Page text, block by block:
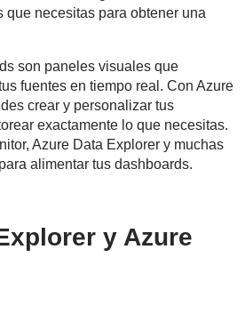
que necesitas para obtener una
son paneles visuales que
fuentes en tiempo real. Con Azure
crear y personalizar tus
exactamente lo que necesitas.
Azure Data Explorer y muchas
alimentar tus dashboards.
y Azure